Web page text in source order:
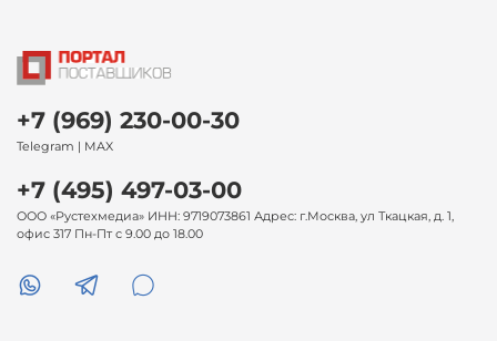
+7 (969) 230-00-30
Telegram | MAX
+7 (495) 497-03-00
ООО «Рустехмедиа» ИНН: 9719073861 Адрес: г.Москва, ул Ткацкая, д. 1,
офис 317 Пн-Пт с 9.00 до 18.00